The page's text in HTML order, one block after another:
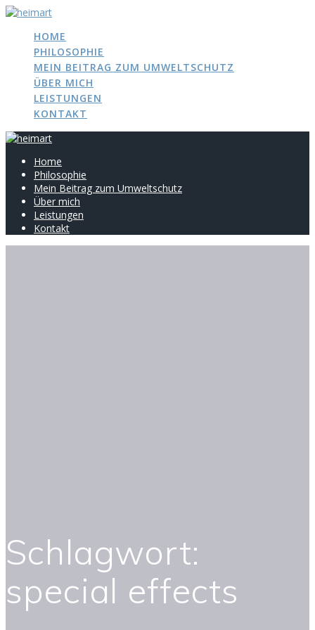
Zum
springenHOME
PHILOSOPHIE
MEIN BEITRAG ZUM UMWELTSCHUTZ
ÜBER MICH
LEISTUNGEN
KONTAKT
Home
Philosophie
Mein Beitrag zum Umweltschutz
Über mich
Leistungen
Kontakt
Schlagwort:
special effects